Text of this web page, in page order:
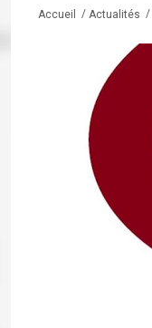
Accueil / Actualités /